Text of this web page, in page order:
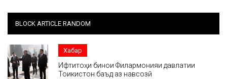
BLOCK ARTICLE RANDOM
Хабар
Ифтитоҳи бинои Филармонияи давлатии
Тоҷикистон баъд аз навсозӣ